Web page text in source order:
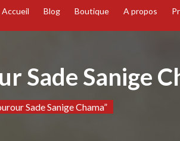
Accueil Blog Boutique A propos
Sade Sanige
Sade Sanige Chama”